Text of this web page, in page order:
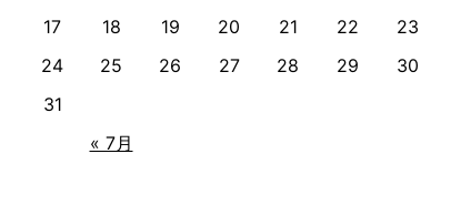
« 7月
17
18 19 20 21 22
23
24
25 26 27 28 29
30
31